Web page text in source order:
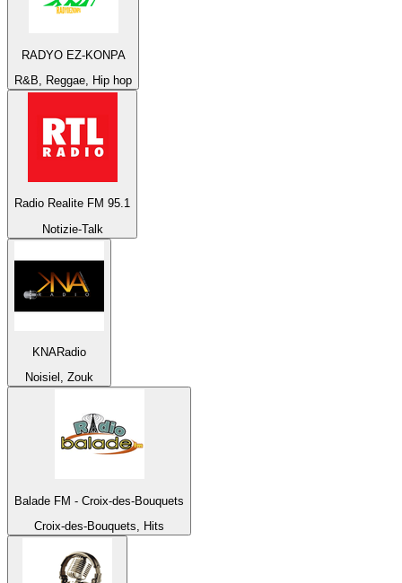
RADYO EZ-KONPA
R&B, Reggae, Hip hop
Radio Realite FM 95.1
Notizie-Talk
KNARadio
Noisiel, Zouk
Balade FM - Croix-des-Bouquets
Croix-des-Bouquets, Hits